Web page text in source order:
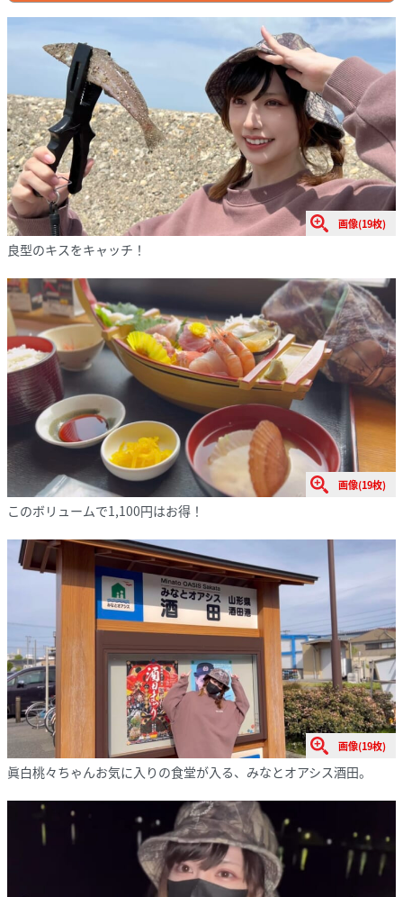
画像(19枚)
良型のキスをキャッチ！
画像(19枚)
このボリュームで1,100円はお得！
画像(19枚)
眞白桃々ちゃんお気に入りの食堂が入る、みなとオアシス酒田。